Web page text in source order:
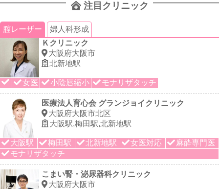
注目クリニック
腟レーザー
婦人科形成
Ｋクリニック
大阪府大阪市
北新地駅
女医 小陰唇縮小 モナリザタッチ
医療法人育心会 グランジョイクリニック
大阪府大阪市北区
大阪駅,梅田駅,北新地駅
大阪駅 梅田駅 北新地駅 女医対応
麻酔専門医
モナリザタッチ
こまい腎・泌尿器科クリニック
大阪府大阪市